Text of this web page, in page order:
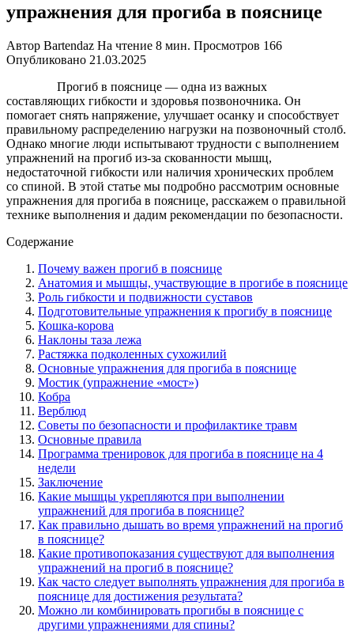
упражнения для прогиба в пояснице
Автор Bartendaz На чтение 8 мин. Просмотров 166
Опубликовано 21.03.2025
Прогиб в пояснице — одна из важных
составляющих гибкости и здоровья позвоночника. Он
помогает снять напряжение, улучшает осанку и способствует
правильному распределению нагрузки на позвоночный столб.
Однако многие люди испытывают трудности с выполнением
упражнений на прогиб из-за скованности мышц,
недостаточной гибкости или наличия хронических проблем
со спиной. В этой статье мы подробно рассмотрим основные
упражнения для прогиба в пояснице, расскажем о правильной
технике выполнения и дадим рекомендации по безопасности.
Содержание
Почему важен прогиб в пояснице
Анатомия и мышцы, участвующие в прогибе в пояснице
Роль гибкости и подвижности суставов
Подготовительные упражнения к прогибу в пояснице
Кошка-корова
Наклоны таза лежа
Растяжка подколенных сухожилий
Основные упражнения для прогиба в пояснице
Мостик (упражнение «мост»)
Кобра
Верблюд
Советы по безопасности и профилактике травм
Основные правила
Программа тренировок для прогиба в пояснице на 4
недели
Заключение
Какие мышцы укрепляются при выполнении
упражнений для прогиба в пояснице?
Как правильно дышать во время упражнений на прогиб
в пояснице?
Какие противопоказания существуют для выполнения
упражнений на прогиб в пояснице?
Как часто следует выполнять упражнения для прогиба в
пояснице для достижения результата?
Можно ли комбинировать прогибы в пояснице с
другими упражнениями для спины?